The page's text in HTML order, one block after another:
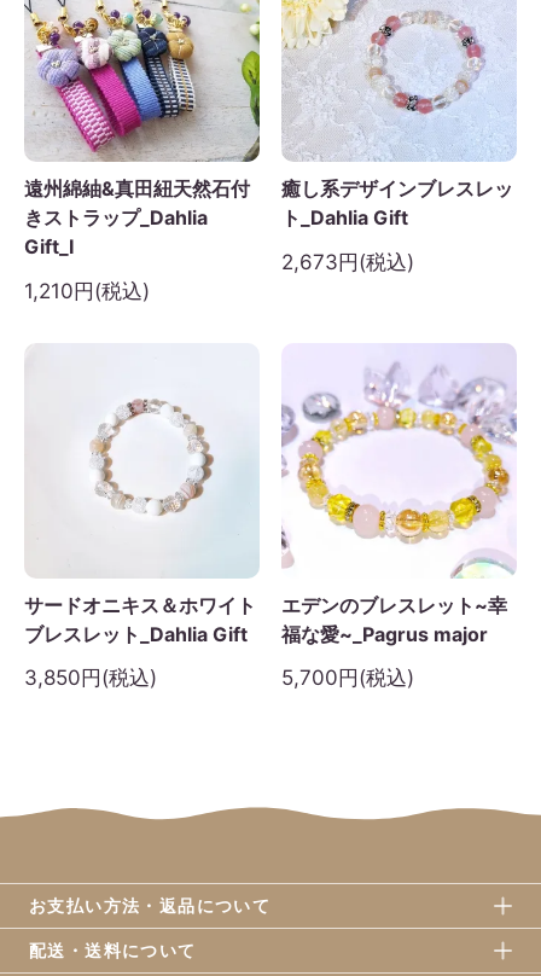
月 火 水 木 金
1 2 3 4
7 8 9 10 11 12
14 16 17 18 19
21 22 23 24 25 26
28 29 30
遠州綿紬&真田紐天然石付
きストラップ_Dahlia
Gift_I
1,210円(税込)
癒し系デザインブレスレッ
ト_Dahlia Gift
2,673円(税込)
サードオニキス＆ホワイト
ブレスレット_Dahlia Gift
3,850円(税込)
エデンのブレスレット~幸
福な愛~_Pagrus major
5,700円(税込)
お支払い方法・返品について
配送・送料について